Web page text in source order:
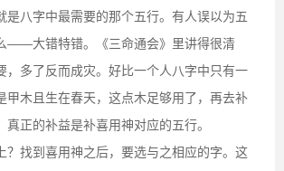
是八字中最需要的那个五行。有人误以为五
——大错特错。《三命通会》里讲得很清
，多了反而成灾。好比一个人八字中只有一
甲木且生在春天，这点木足够用了，再去补
真正的补益是补喜用神对应的五行。
？找到喜用神之后，要选与之相应的字。这